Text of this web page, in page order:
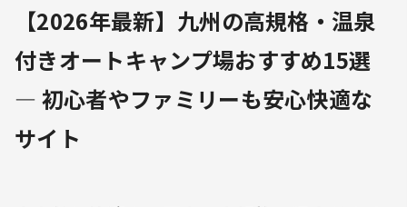
【2026年最新】九州の高規格・温泉
付きオートキャンプ場おすすめ15選
— 初心者やファミリーも安心快適な
サイト